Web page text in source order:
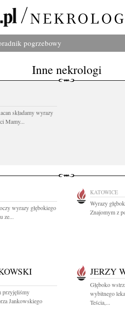
pogrzebowy
Inne nekrologi
składamy wyrazy
Mamy...
wyrazy głębokiego
ze...
KATOWICE
Wyrazy
Znajomym z
przyjęliśmy
Jankowskiego
JERZY
Głęboko
wybitnego
Teścia,...